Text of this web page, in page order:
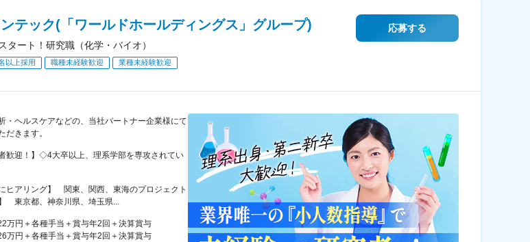
テック(「ワールドホールディングス」グループ)
タート！研究職（化学・バイオ）
以上採用 職種未経験歓迎 業種未経験歓迎
応募する
・ヘルスケアなどの、当社パートナー企業様にて
だきます。
歓迎！】◇4大卒以上、理系学部を専攻されてい
ヒアリング】 関東、関西、東海のプロジェクト
東京都、神奈川県、埼玉県...
万円＋各種手当＋賞与年2回＋決算賞与
万円＋各種手当＋賞与年2回＋決算賞与